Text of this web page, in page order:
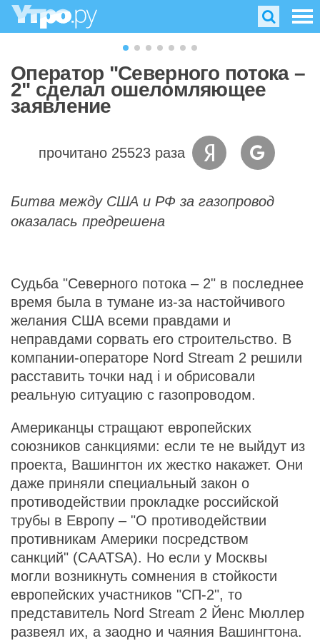
Оператор "Северного потока –
2" сделал ошеломляющее
заявление
прочитано 25523 раза
Битва между США и РФ за газопровод
оказалась предрешена
Судьба "Северного потока – 2" в последнее
время была в тумане из-за настойчивого
желания США всеми правдами и
неправдами сорвать его строительство. В
компании-операторе Nord Stream 2 решили
расставить точки над i и обрисовали
реальную ситуацию с газопроводом.
Американцы стращают европейских
союзников санкциями: если те не выйдут из
проекта, Вашингтон их жестко накажет. Они
даже приняли специальный закон о
противодействии прокладке российской
трубы в Европу – "О противодействии
противникам Америки посредством
санкций" (CAATSA). Но если у Москвы
могли возникнуть сомнения в стойкости
европейских участников "СП-2", то
представитель Nord Stream 2 Йенс Мюллер
развеял их, а заодно и чаяния Вашингтона.